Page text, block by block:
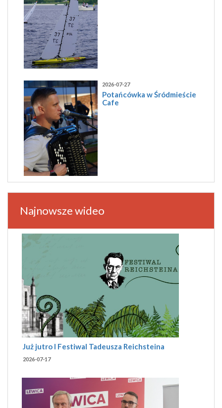
2026-07-27
Potańcówka w Śródmieście
Cafe
Najnowsze wideo
Już jutro I Festiwal Tadeusza Reichsteina
2026-07-17